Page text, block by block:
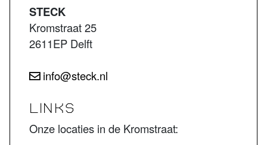
STECK
Kromstraat 25
2611EP Delft
info@steck.nl
LINKS
Onze locaties in de Kromstraat: